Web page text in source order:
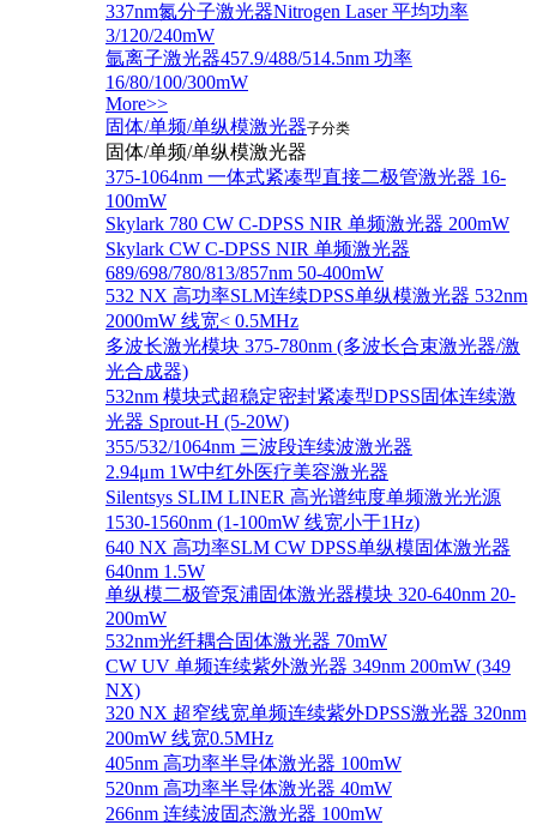
337nm氮分子激光器Nitrogen Laser 平均功率
3/120/240mW
氩离子激光器457.9/488/514.5nm 功率
16/80/100/300mW
More>>
固体/单频/单纵模激光器子分类
固体/单频/单纵模激光器
375-1064nm 一体式紧凑型直接二极管激光器 16-
100mW
Skylark 780 CW C-DPSS NIR 单频激光器 200mW
Skylark CW C-DPSS NIR 单频激光器
689/698/780/813/857nm 50-400mW
532 NX 高功率SLM连续DPSS单纵模激光器 532nm
2000mW 线宽< 0.5MHz
多波长激光模块 375-780nm (多波长合束激光器/激
光合成器)
532nm 模块式超稳定密封紧凑型DPSS固体连续激
光器 Sprout-H (5-20W)
355/532/1064nm 三波段连续波激光器
2.94μm 1W中红外医疗美容激光器
Silentsys SLIM LINER 高光谱纯度单频激光光源
1530-1560nm (1-100mW 线宽小于1Hz)
640 NX 高功率SLM CW DPSS单纵模固体激光器
640nm 1.5W
单纵模二极管泵浦固体激光器模块 320-640nm 20-
200mW
532nm光纤耦合固体激光器 70mW
CW UV 单频连续紫外激光器 349nm 200mW (349
NX)
320 NX 超窄线宽单频连续紫外DPSS激光器 320nm
200mW 线宽0.5MHz
405nm 高功率半导体激光器 100mW
520nm 高功率半导体激光器 40mW
266nm 连续波固态激光器 100mW